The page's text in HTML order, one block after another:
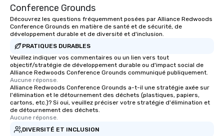
Conference Grounds
Découvrez les questions fréquemment posées par Alliance Redwoods
Conference Grounds en matière de santé et de sécurité, de
développement durable et de diversité et d'inclusion.
PRATIQUES DURABLES
Veuillez indiquer vos commentaires ou un lien vers tout
objectif/stratégie de développement durable ou d'impact social de
Alliance Redwoods Conference Grounds communiqué publiquement.
Aucune réponse.
Alliance Redwoods Conference Grounds a-t-il une stratégie axée sur
l'élimination et le détournement des déchets (plastiques, papiers,
cartons, etc.)? Si oui, veuillez préciser votre stratégie d'élimination et
de détournement des déchets.
Aucune réponse.
DIVERSITÉ ET INCLUSION